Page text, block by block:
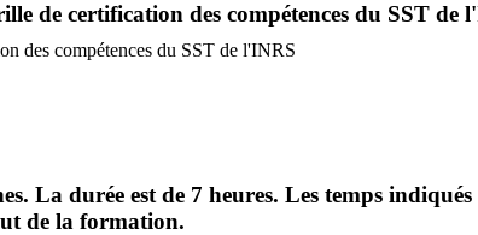
de certification des compétences du SST de
des compétences du SST de l'INRS
La durée est de 7 heures. Les temps indiqués
de la formation.